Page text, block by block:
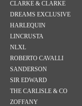
CLARKE & CLARKE
DREAMS EXCLUSIVE
HARLEQUIN
LINCRUSTA
NLXL
ROBERTO CAVALLI
SANDERSON
SIR EDWARD
THE CARLISLE & CO
ZOFFANY